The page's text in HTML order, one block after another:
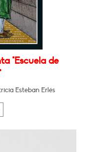
"Escuela de
Esteban Erlés